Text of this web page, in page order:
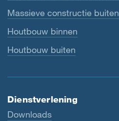
Massieve constructie buiten
Houtbouw binnen
Houtbouw buiten
Dienstverlening
Downloads